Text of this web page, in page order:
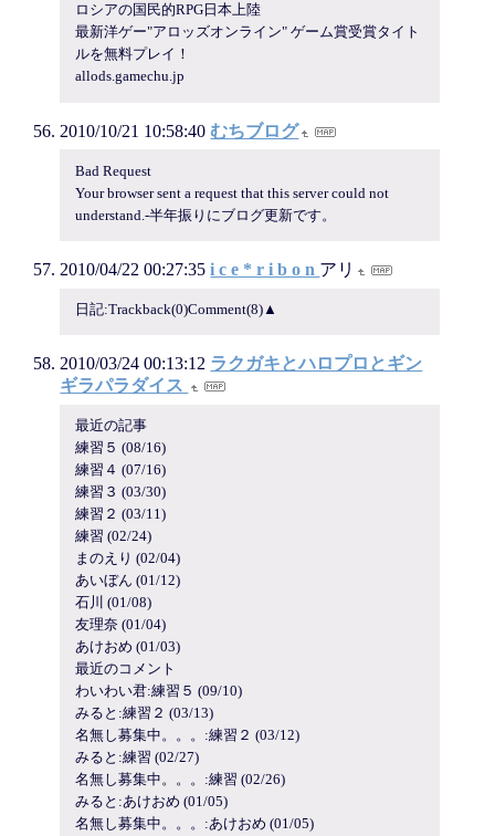
ロシアの国民的RPG日本上陸
最新洋ゲー"アロッズオンライン" ゲーム賞受賞タイト
ルを無料プレイ！
allods.gamechu.jp
2010/10/21 10:58:40 むちブログ
Bad Request
Your browser sent a request that this server could not
understand.-半年振りにブログ更新です。
2010/04/22 00:27:35 i c e * r i b o n アリ
日記:Trackback(0)Comment(8)▲
2010/03/24 00:13:12 ラクガキとハロプロとギン
ギラパラダイス
最近の記事
練習５ (08/16)
練習４ (07/16)
練習３ (03/30)
練習２ (03/11)
練習 (02/24)
まのえり (02/04)
あいぼん (01/12)
石川 (01/08)
友理奈 (01/04)
あけおめ (01/03)
最近のコメント
わいわい君:練習５ (09/10)
みると:練習２ (03/13)
名無し募集中。。。:練習２ (03/12)
みると:練習 (02/27)
名無し募集中。。。:練習 (02/26)
みると:あけおめ (01/05)
名無し募集中。。。:あけおめ (01/05)